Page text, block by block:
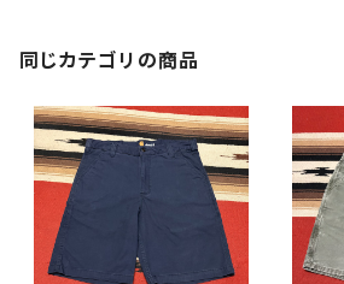
同じカテゴリの商品